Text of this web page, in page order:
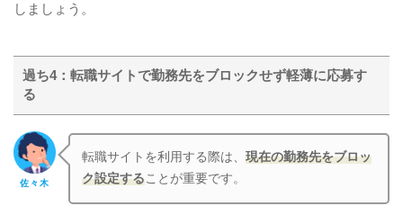
しましょう。
過ち4：転職サイトで勤務先をブロックせず軽薄に応募す
る
佐々木
転職サイトを利用する際は、現在の勤務先をブロッ
ク設定することが重要です。